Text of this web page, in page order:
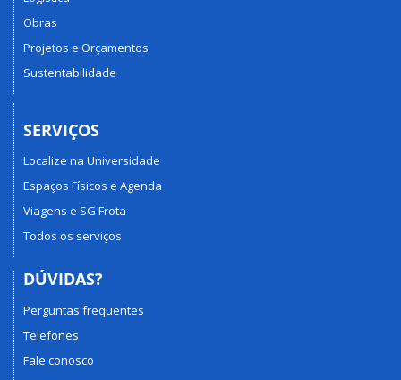
Obras
Projetos e Orçamentos
Sustentabilidade
SERVIÇOS
Localize na Universidade
Espaços Físicos e Agenda
Viagens e SG Frota
Todos os serviços
DÚVIDAS?
Perguntas frequentes
Telefones
Fale conosco